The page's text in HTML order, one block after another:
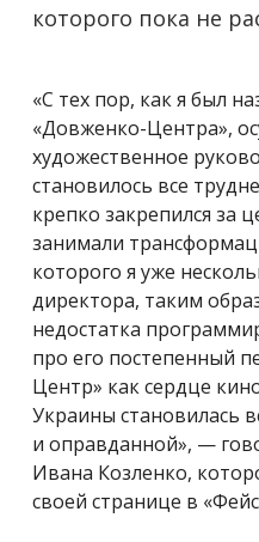
которого пока не
«С тех пор, как я был
«Довженко-Центра»,
художественное
становилось все
крепко закрепился за
занимали
которого я уже
директора, таким
недостатка
про его постепенный
Центр» как сердце
Украины становилась
и оправданной», —
Ивана Козленко,
своей странице в